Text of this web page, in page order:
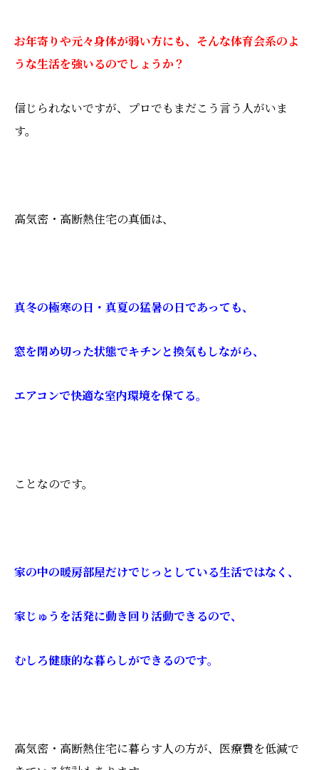
お年寄りや元々身体が弱い方にも、そんな体育会系のよ
うな生活を強いるのでしょうか？
信じられないですが、プロでもまだこう言う人がいま
す。
高気密・高断熱住宅の真価は、
真冬の極寒の日・真夏の猛暑の日であっても、
窓を閉め切った状態でキチンと換気もしながら、
エアコンで快適な室内環境を保てる。
ことなのです。
家の中の暖房部屋だけでじっとしている生活ではなく、
家じゅうを活発に動き回り活動できるので、
むしろ健康的な暮らしができるのです。
高気密・高断熱住宅に暮らす人の方が、医療費を低減で